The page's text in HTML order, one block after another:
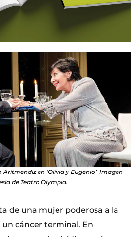
en ‘Olivia y Eugenio’. Imagen
de Teatro Olympia.
de una mujer poderosa a la
cáncer terminal. En